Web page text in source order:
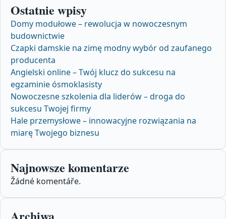
Ostatnie wpisy
Domy modułowe – rewolucja w nowoczesnym
budownictwie
Czapki damskie na zimę modny wybór od zaufanego
producenta
Angielski online – Twój klucz do sukcesu na
egzaminie ósmoklasisty
Nowoczesne szkolenia dla liderów – droga do
sukcesu Twojej firmy
Hale przemysłowe – innowacyjne rozwiązania na
miarę Twojego biznesu
Najnowsze komentarze
Žádné komentáře.